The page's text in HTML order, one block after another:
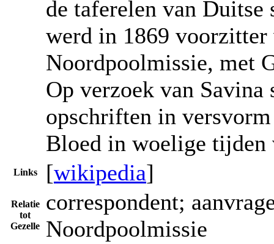
de taferelen van
werd in 1869 voorzitter
Noordpoolmissie, met
Op verzoek van
opschriften in
Bloed in woelige tijden
Links [wikipedia]
Relatie
tot
Gezelle
correspondent;
Noordpoolmissie